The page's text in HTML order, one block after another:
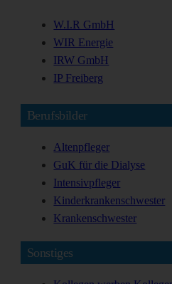
W.I.R GmbH
WIR Energie
IRW GmbH
IP Freiberg
Berufsbilder
Altenpfleger
GuK für die Dialyse
Intensivpfleger
Kinderkrankenschwester
Krankenschwester
Sonstiges